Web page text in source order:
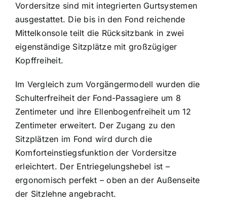
Vordersitze sind mit integrierten Gurtsystemen
ausgestattet. Die bis in den Fond reichende
Mittelkonsole teilt die Rücksitzbank in zwei
eigenständige Sitzplätze mit großzügiger
Kopffreiheit.
Im Vergleich zum Vorgängermodell wurden die
Schulterfreiheit der Fond-Passagiere um 8
Zentimeter und ihre Ellenbogenfreiheit um 12
Zentimeter erweitert. Der Zugang zu den
Sitzplätzen im Fond wird durch die
Komforteinstiegsfunktion der Vordersitze
erleichtert. Der Entriegelungshebel ist –
ergonomisch perfekt – oben an der Außenseite
der Sitzlehne angebracht.